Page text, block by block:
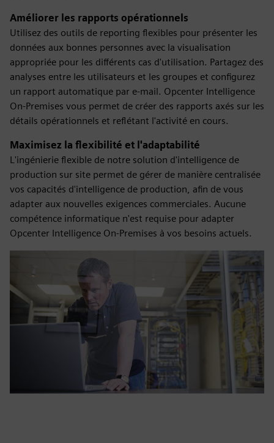
Améliorer les rapports opérationnels
Utilisez des outils de reporting flexibles pour présenter les
données aux bonnes personnes avec la visualisation
appropriée pour les différents cas d'utilisation. Partagez des
analyses entre les utilisateurs et les groupes et configurez
un rapport automatique par e-mail. Opcenter Intelligence
On-Premises vous permet de créer des rapports axés sur les
détails opérationnels et reflétant l'activité en cours.
Maximisez la flexibilité et l'adaptabilité
L'ingénierie flexible de notre solution d'intelligence de
production sur site permet de gérer de manière centralisée
vos capacités d'intelligence de production, afin de vous
adapter aux nouvelles exigences commerciales. Aucune
compétence informatique n'est requise pour adapter
Opcenter Intelligence On-Premises à vos besoins actuels.